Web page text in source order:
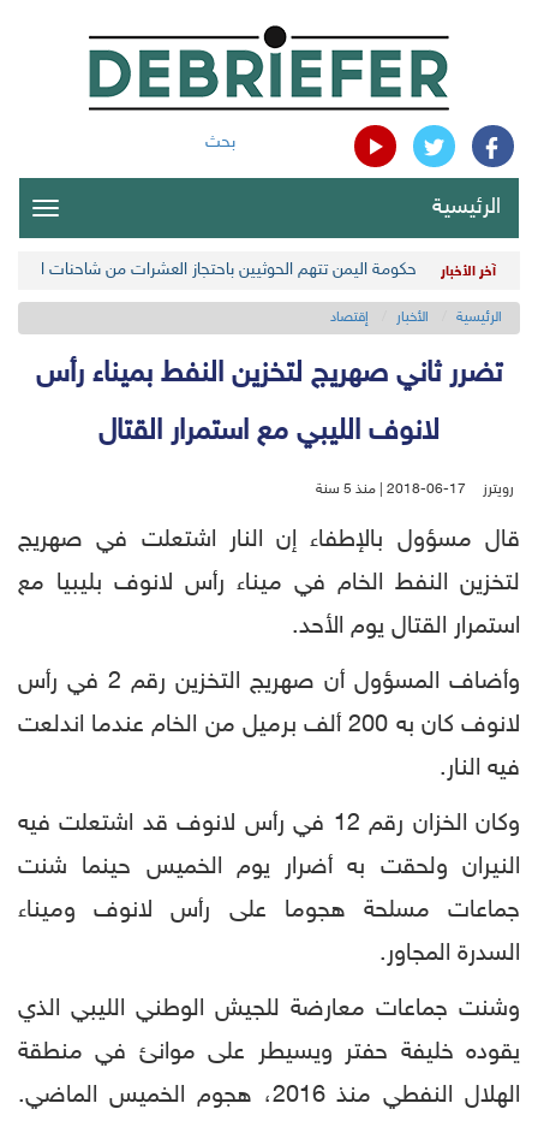
بحث
الرئيسية
آخر الأخبار حكومة اليمن تتهم الحوثيين باحتجاز العشرات من شاحنات الغذاء
الرئيسية الأخبار إقتصاد
تضرر ثاني صهريج لتخزين النفط بميناء رأس
لانوف الليبي مع استمرار القتال
رويترز 2018-06-17 | منذ 5 سنة
قال مسؤول بالإطفاء إن النار اشتعلت في صهريج
لتخزين النفط الخام في ميناء رأس لانوف بليبيا مع
استمرار القتال يوم الأحد.
وأضاف المسؤول أن صهريج التخزين رقم 2 في رأس
لانوف كان به 200 ألف برميل من الخام عندما اندلعت
فيه النار.
وكان الخزان رقم 12 في رأس لانوف قد اشتعلت فيه
النيران ولحقت به أضرار يوم الخميس حينما شنت
جماعات مسلحة هجوما على رأس لانوف وميناء
السدرة المجاور.
وشنت جماعات معارضة للجيش الوطني الليبي الذي
يقوده خليفة حفتر ويسيطر على موانئ في منطقة
الهلال النفطي منذ 2016، هجوم الخميس الماضي.